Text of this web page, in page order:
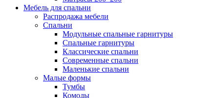
Мебель для спальни
Распродажа мебели
Спальни
Модульные спальные гарнитуры
Спальные гарнитуры
Классические спальни
Современные спальни
Маленькие спальни
Малые формы
Тумбы
Комоды